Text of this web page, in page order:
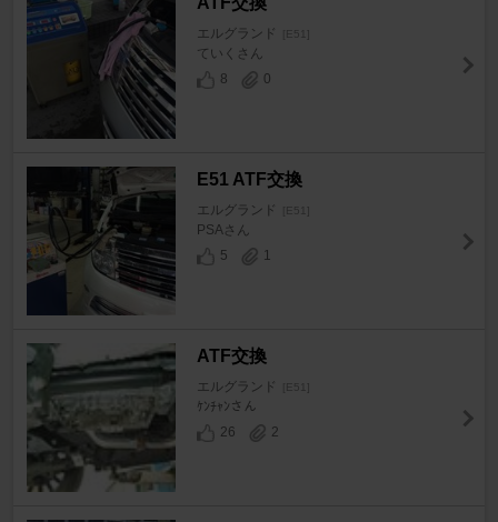
エルグランド [E51]
ていくさん
8
0
E51 ATF交換
エルグランド [E51]
PSAさん
5
1
ATF交換
エルグランド [E51]
ｹﾝﾁｬﾝさん
26
2